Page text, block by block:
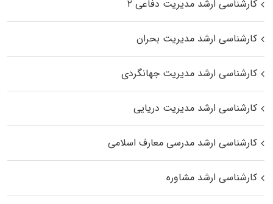
کارشناسی ارشد مدیریت دفاعی ۲
کارشناسی ارشد مدیریت بحران
کارشناسی ارشد مدیریت جهانگردی
کارشناسی ارشد مدیریت دریایی
کارشناسی ارشد مدرسی معارف اسلامی
کارشناسی ارشد مشاوره